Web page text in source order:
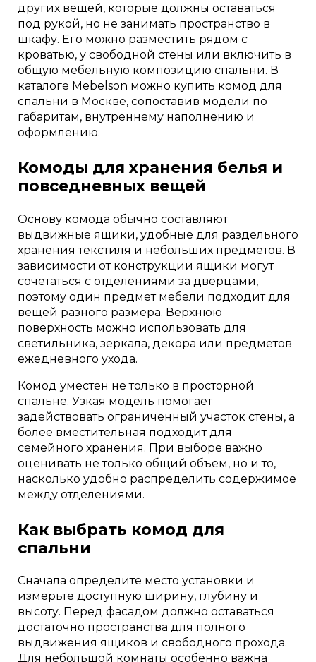
других вещей, которые должны оставаться
под рукой, но не занимать пространство в
шкафу. Его можно разместить рядом с
кроватью, у свободной стены или включить в
общую мебельную композицию спальни. В
каталоге Mebelson можно купить комод для
спальни в Москве, сопоставив модели по
габаритам, внутреннему наполнению и
оформлению.
Комоды для хранения белья и
повседневных вещей
Основу комода обычно составляют
выдвижные ящики, удобные для раздельного
хранения текстиля и небольших предметов. В
зависимости от конструкции ящики могут
сочетаться с отделениями за дверцами,
поэтому один предмет мебели подходит для
вещей разного размера. Верхнюю
поверхность можно использовать для
светильника, зеркала, декора или предметов
ежедневного ухода.
Комод уместен не только в просторной
спальне. Узкая модель помогает
задействовать ограниченный участок стены, а
более вместительная подходит для
семейного хранения. При выборе важно
оценивать не только общий объем, но и то,
насколько удобно распределить содержимое
между отделениями.
Как выбрать комод для
спальни
Сначала определите место установки и
измерьте доступную ширину, глубину и
высоту. Перед фасадом должно оставаться
достаточно пространства для полного
выдвижения ящиков и свободного прохода.
Для небольшой комнаты особенно важна